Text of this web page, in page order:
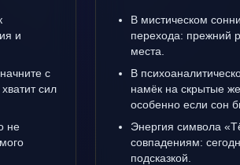
и
с
сил
не
В мистическом
перехода: прежний
места.
В
намёк на скрытые
особенно если сон
Энергия символа
совпадениям:
подсказкой.